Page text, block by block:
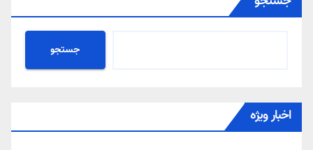
جستجو
اخبار ویژه